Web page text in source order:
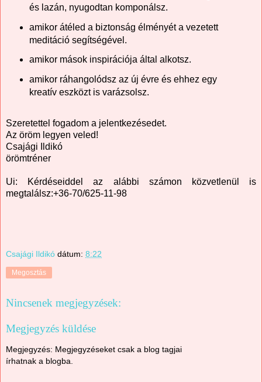
és lazán, nyugodtan komponálsz.
amikor átéled a biztonság élményét a vezetett
meditáció segítségével.
amikor mások inspirációja által alkotsz.
amikor ráhangolódsz az új évre és ehhez egy
kreatív eszközt is varázsolsz.
Szeretettel fogadom a jelentkezésedet.
Az öröm legyen veled!
Csajági Ildikó
örömtréner
Ui: Kérdéseiddel az alábbi számon közvetlenül is
megtalálsz:+36-70/625-11-98
Csajági Ildikó dátum: 8:22
Megosztás
Nincsenek megjegyzések:
Megjegyzés küldése
Megjegyzés: Megjegyzéseket csak a blog tagjai
írhatnak a blogba.